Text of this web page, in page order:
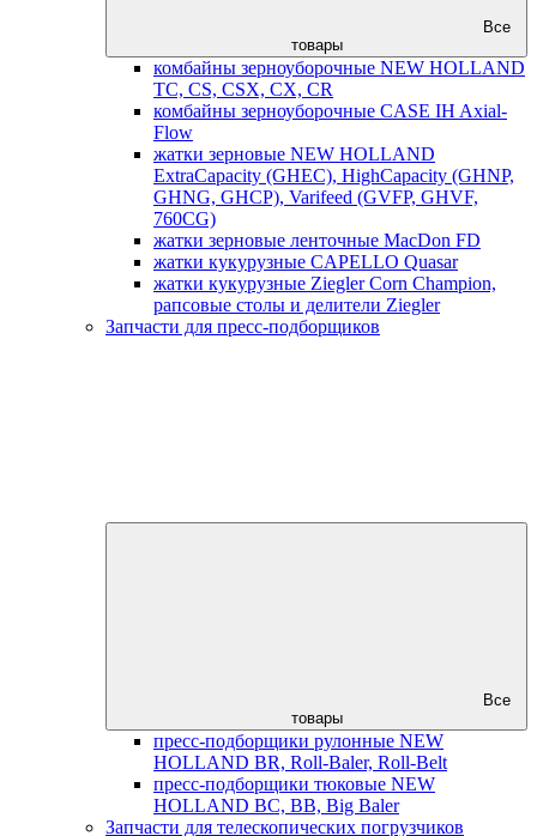
Все
товары
комбайны зерноуборочные NEW HOLLAND
TC, CS, CSX, CX, CR
комбайны зерноуборочные CASE IH Axial-
Flow
жатки зерновые NEW HOLLAND
ExtraCapacity (GHEC), HighCapacity (GHNP,
GHNG, GHCP), Varifeed (GVFP, GHVF,
760CG)
жатки зерновые ленточные MacDon FD
жатки кукурузные CAPELLO Quasar
жатки кукурузные Ziegler Corn Champion,
рапсовые столы и делители Ziegler
Запчасти для пресс-подборщиков
Все
товары
пресс-подборщики рулонные NEW
HOLLAND BR, Roll-Baler, Roll-Belt
пресс-подборщики тюковые NEW
HOLLAND BC, BB, Big Baler
Запчасти для телескопических погрузчиков